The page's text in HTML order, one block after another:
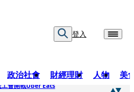
登入
政治社會 財經理財 人物 美
工會開戰Uber Eats